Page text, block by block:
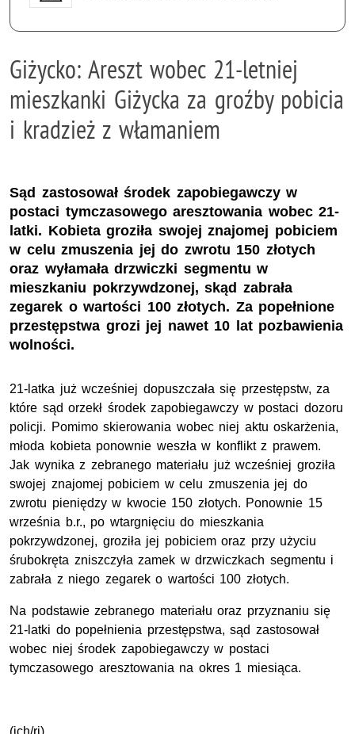
Giżycko: Areszt wobec 21-letniej
mieszkanki Giżycka za groźby pobicia
i kradzież z włamaniem
Sąd zastosował środek zapobiegawczy w
postaci tymczasowego aresztowania wobec 21-
latki. Kobieta groziła swojej znajomej pobiciem
w celu zmuszenia jej do zwrotu 150 złotych
oraz wyłamała drzwiczki segmentu w
mieszkaniu pokrzywdzonej, skąd zabrała
zegarek o wartości 100 złotych. Za popełnione
przestępstwa grozi jej nawet 10 lat pozbawienia
wolności.
21-latka już wcześniej dopuszczała się przestępstw, za
które sąd orzekł środek zapobiegawczy w postaci dozoru
policji. Pomimo skierowania wobec niej aktu oskarżenia,
młoda kobieta ponownie weszła w konflikt z prawem.
Jak wynika z zebranego materiału już wcześniej groziła
swojej znajomej pobiciem w celu zmuszenia jej do
zwrotu pieniędzy w kwocie 150 złotych. Ponownie 15
września b.r., po wtargnięciu do mieszkania
pokrzywdzonej, groziła jej pobiciem oraz przy użyciu
śrubokręta zniszczyła zamek w drzwiczkach segmentu i
zabrała z niego zegarek o wartości 100 złotych.
Na podstawie zebranego materiału oraz przyznaniu się
21-latki do popełnienia przestępstwa, sąd zastosował
wobec niej środek zapobiegawczy w postaci
tymczasowego aresztowania na okres 1 miesiąca.